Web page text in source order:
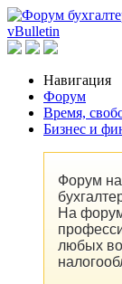
Навигация
Форум
Время,
Бизнес и
Форум
На
любых